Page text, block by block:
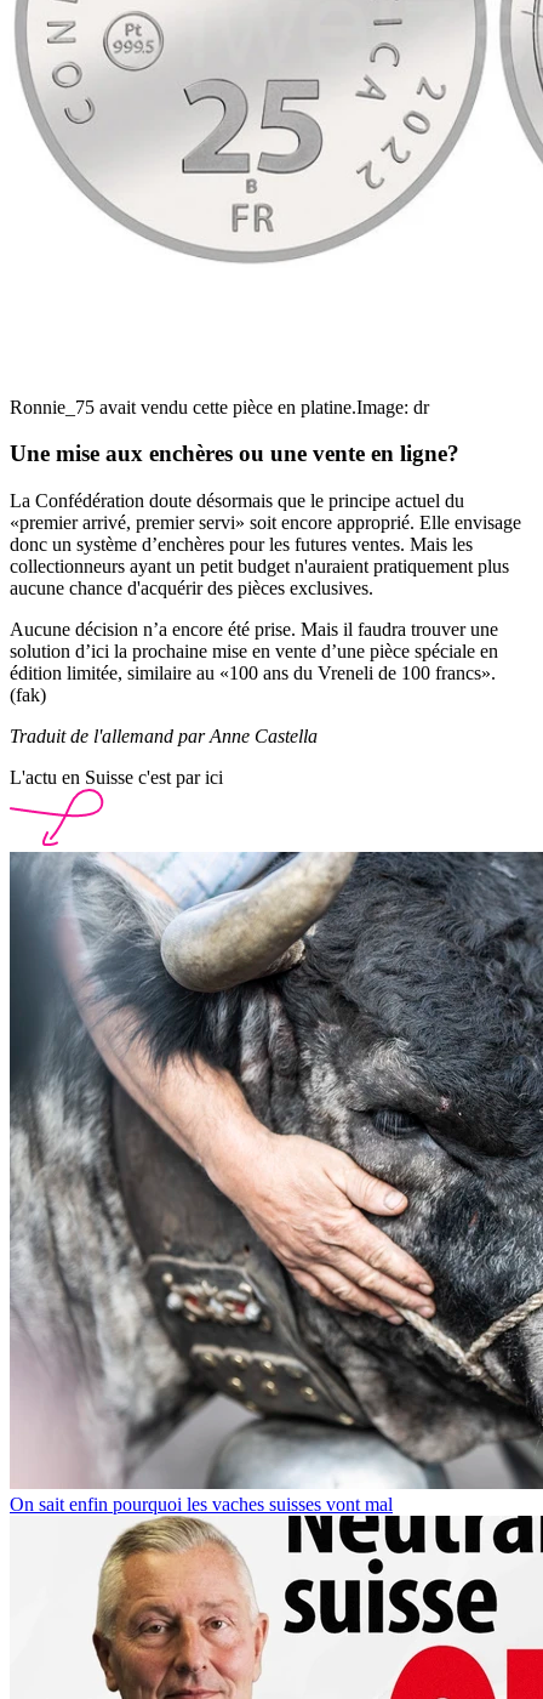
Ronnie_75 avait vendu cette pièce en platine.Image: dr
Une mise aux enchères ou une vente en ligne?
La Confédération doute désormais que le principe actuel du
«premier arrivé, premier servi» soit encore approprié. Elle envisage
donc un système d’enchères pour les futures ventes. Mais les
collectionneurs ayant un petit budget n'auraient pratiquement plus
aucune chance d'acquérir des pièces exclusives.
Aucune décision n’a encore été prise. Mais il faudra trouver une
solution d’ici la prochaine mise en vente d’une pièce spéciale en
édition limitée, similaire au «100 ans du Vreneli de 100 francs».
(fak)
Traduit de l'allemand par Anne Castella
L'actu en Suisse c'est par ici
On sait enfin pourquoi les vaches suisses vont mal